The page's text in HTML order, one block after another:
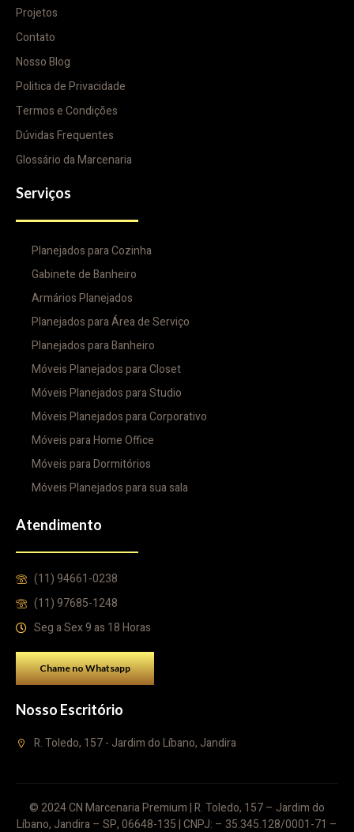
Projetos
Contato
Nosso Blog
Politica de Privacidade
Termos e Condições
Dúvidas Frequentes
Glossário da Marcenaria
Serviços
Planejados para Cozinha
Gabinete de Banheiro
Armários Planejados
Planejados para Área de Serviço
Planejados para Banheiro
Móveis Planejados para Closet
Móveis Planejados para Studio
Móveis Planejados para Corporativo
Móveis para Home Office
Móveis para Dormitórios
Móveis Planejados para sua sala
Atendimento
(11) 94661-0238
(11) 97685-1248
Seg a Sex 9 as 18 Horas
Chame no Whatsapp
Nosso Escritório
R. Toledo, 157 - Jardim do Líbano, Jandira
© 2024 CN Marcenaria Premium | R. Toledo, 157 – Jardim do
Líbano, Jandira – SP, 06648-135 | CNPJ: – 35.345.128/0001-71 –